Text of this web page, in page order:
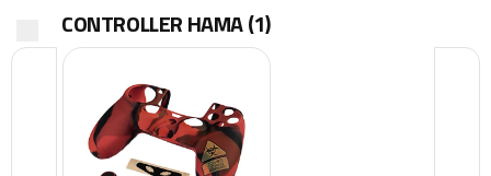
CONTROLLER HAMA(1)